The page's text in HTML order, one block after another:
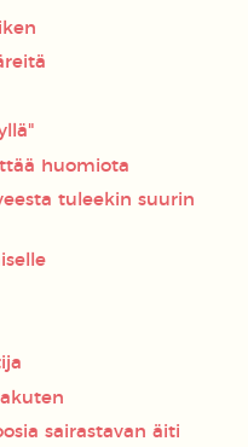
huomiota
tuleekin suurin
sairastavan äiti